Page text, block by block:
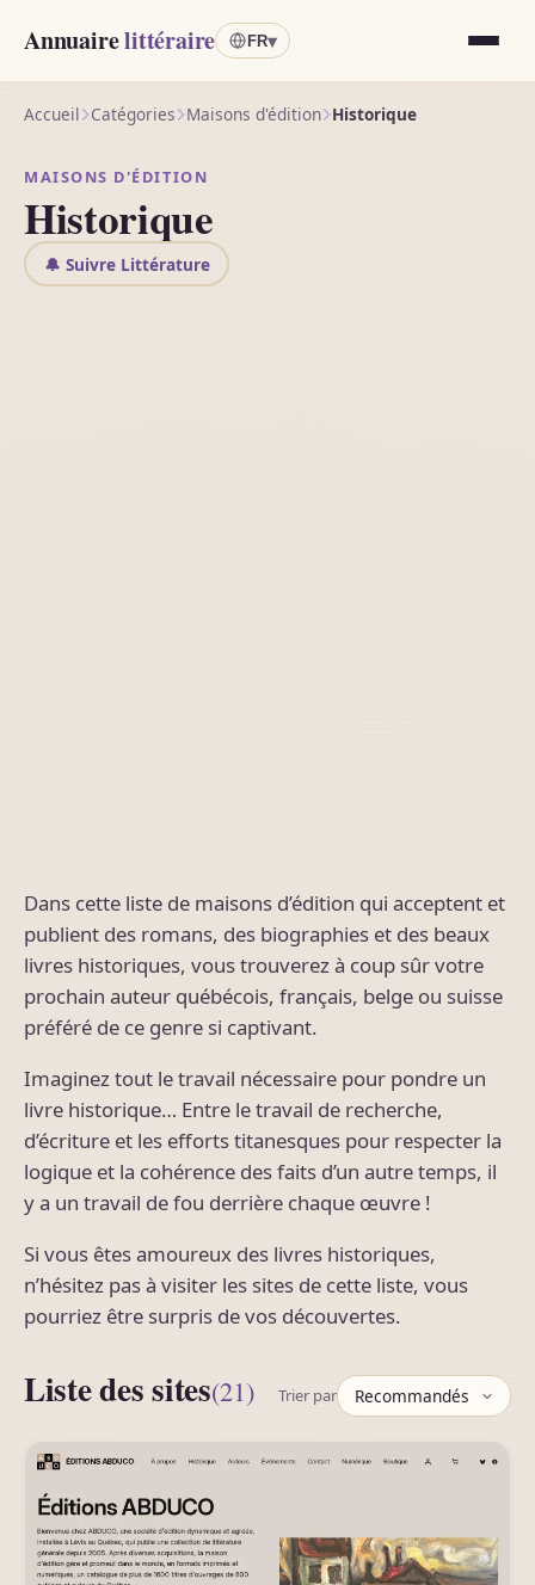
Annuairelittéraire FR▾
Accueil Catégories Maisons d'édition Historique
MAISONS D'ÉDITION
Historique
🔔 Suivre Littérature
Dans cette liste de maisons d’édition qui acceptent et
publient des romans, des biographies et des beaux
livres historiques, vous trouverez à coup sûr votre
prochain auteur québécois, français, belge ou suisse
préféré de ce genre si captivant.
Imaginez tout le travail nécessaire pour pondre un
livre historique… Entre le travail de recherche,
d’écriture et les efforts titanesques pour respecter la
logique et la cohérence des faits d’un autre temps, il
y a un travail de fou derrière chaque œuvre !
Si vous êtes amoureux des livres historiques,
n’hésitez pas à visiter les sites de cette liste, vous
pourriez être surpris de vos découvertes.
Liste des sites(21) Trier par